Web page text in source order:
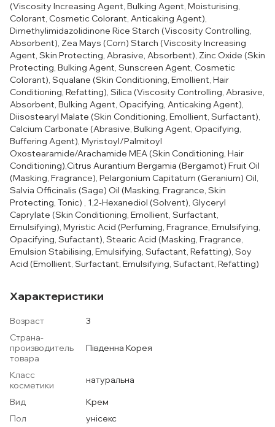
(Viscosity Increasing Agent, Bulking Agent, Moisturising,
Colorant, Cosmetic Colorant, Anticaking Agent),
Dimethylimidazolidinone Rice Starch (Viscosity Controlling,
Absorbent), Zea Mays (Corn) Starch (Viscosity Increasing
Agent, Skin Protecting, Abrasive, Absorbent), Zinc Oxide (Skin
Protecting, Bulking Agent, Sunscreen Agent, Cosmetic
Colorant), Squalane (Skin Conditioning, Emollient, Hair
Conditioning, Refatting), Silica (Viscosity Controlling, Abrasive,
Absorbent, Bulking Agent, Opacifying, Anticaking Agent),
Diisostearyl Malate (Skin Conditioning, Emollient, Surfactant),
Calcium Carbonate (Abrasive, Bulking Agent, Opacifying,
Buffering Agent), Myristoyl/Palmitoyl
Oxostearamide/Arachamide MEA (Skin Conditioning, Hair
Conditioning),Citrus Aurantium Bergamia (Bergamot) Fruit Oil
(Masking, Fragrance), Pelargonium Capitatum (Geranium) Oil,
Salvia Officinalis (Sage) Oil (Masking, Fragrance, Skin
Protecting, Tonic) , 1,2-Hexanediol (Solvent), Glyceryl
Caprylate (Skin Conditioning, Emollient, Surfactant,
Emulsifying), Myristic Acid (Perfuming, Fragrance, Emulsifying,
Opacifying, Sufactant), Stearic Acid (Masking, Fragrance,
Emulsion Stabilising, Emulsifying, Sufactant, Refatting), Soy
Acid (Emollient, Surfactant, Emulsifying, Sufactant, Refatting)
Характеристики
Возраст
3
Страна-
производитель
товара
Південна Корея
Класс
косметики
натуральна
Вид
Крем
Пол
унісекс